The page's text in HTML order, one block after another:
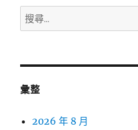
搜
尋
鍵
彙整
2026 年 8 月